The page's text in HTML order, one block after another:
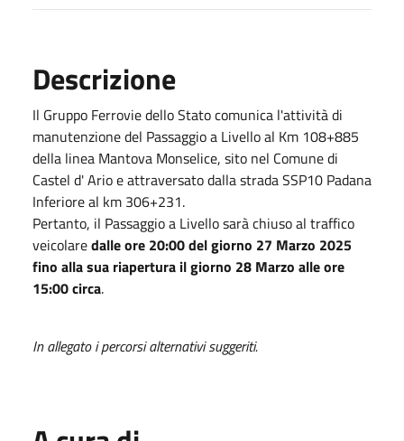
Descrizione
Il Gruppo Ferrovie dello Stato comunica l'attività di
manutenzione del Passaggio a Livello al Km 108+885
della linea Mantova Monselice, sito nel Comune di
Castel d' Ario e attraversato dalla strada SSP10 Padana
Inferiore al km 306+231.
Pertanto, il Passaggio a Livello sarà chiuso al traffico
veicolaredalle ore 20:00 del giorno 27 Marzo 2025
fino alla sua riapertura il giorno 28 Marzo alle ore
15:00 circa.
In allegato i percorsi alternativi suggeriti.